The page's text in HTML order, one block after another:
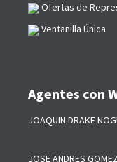
Ofertas de
Ventanilla Única
Agentes con
JOAQUIN DRAKE
JOSE ANDRES GOMEZ